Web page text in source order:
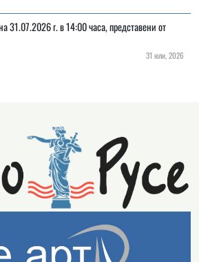
31.07.2026 г. в 14:00 часа, представени от
31 юли, 2026